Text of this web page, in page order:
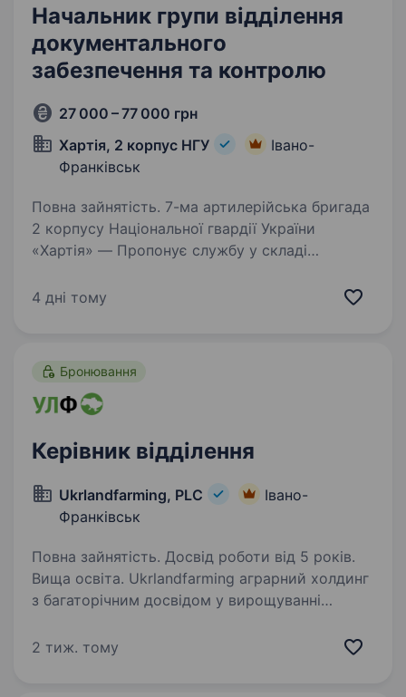
Начальник групи відділення
документального
забезпечення та контролю
27 000 – 77 000 грн
Хартія, 2 корпус НГУ
Івано-
Франківськ
Повна зайнятість. 7-ма артилерійська бригада
2 корпусу Національної гвардії України
«Хартія» — Пропонує службу у складі
підрозділу з якісним навчанням, підготовкою,
4 дні тому
Бронювання
Керівник відділення
Ukrlandfarming, PLC
Івано-
Франківськ
Повна зайнятість. Досвід роботи від 5 років.
Вища освіта. Ukrlandfarming аграрний холдинг
з багаторічним досвідом у вирощуванні
підприємства успішно працюють у різних
2 тиж. тому